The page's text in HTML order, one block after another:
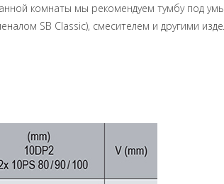
комнаты мы рекомендуем тумбу под
SB Classic), смесителем и другими